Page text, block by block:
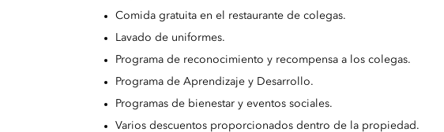
Comida gratuita en el restaurante de colegas.
Lavado de uniformes.
Programa de reconocimiento y recompensa a los colegas.
Programa de Aprendizaje y Desarrollo.
Programas de bienestar y eventos sociales.
Varios descuentos proporcionados dentro de la propiedad.